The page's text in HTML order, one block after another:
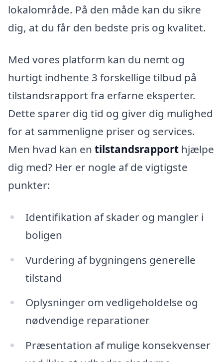
lokalområde. På den måde kan du sikre
dig, at du får den bedste pris og kvalitet.
Med vores platform kan du nemt og
hurtigt indhente 3 forskellige tilbud på
tilstandsrapport fra erfarne eksperter.
Dette sparer dig tid og giver dig mulighed
for at sammenligne priser og services.
Men hvad kan en tilstandsrapport hjælpe
dig med? Her er nogle af de vigtigste
punkter:
Identifikation af skader og mangler i
boligen
Vurdering af bygningens generelle
tilstand
Oplysninger om vedligeholdelse og
nødvendige reparationer
Præsentation af mulige konsekvenser